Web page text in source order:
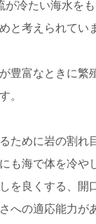
が冷たい海水を
と考えられてい
豊富なときに繁
。
ために岩の割れ
も海で体を冷や
を良くする、開
への適応能力が